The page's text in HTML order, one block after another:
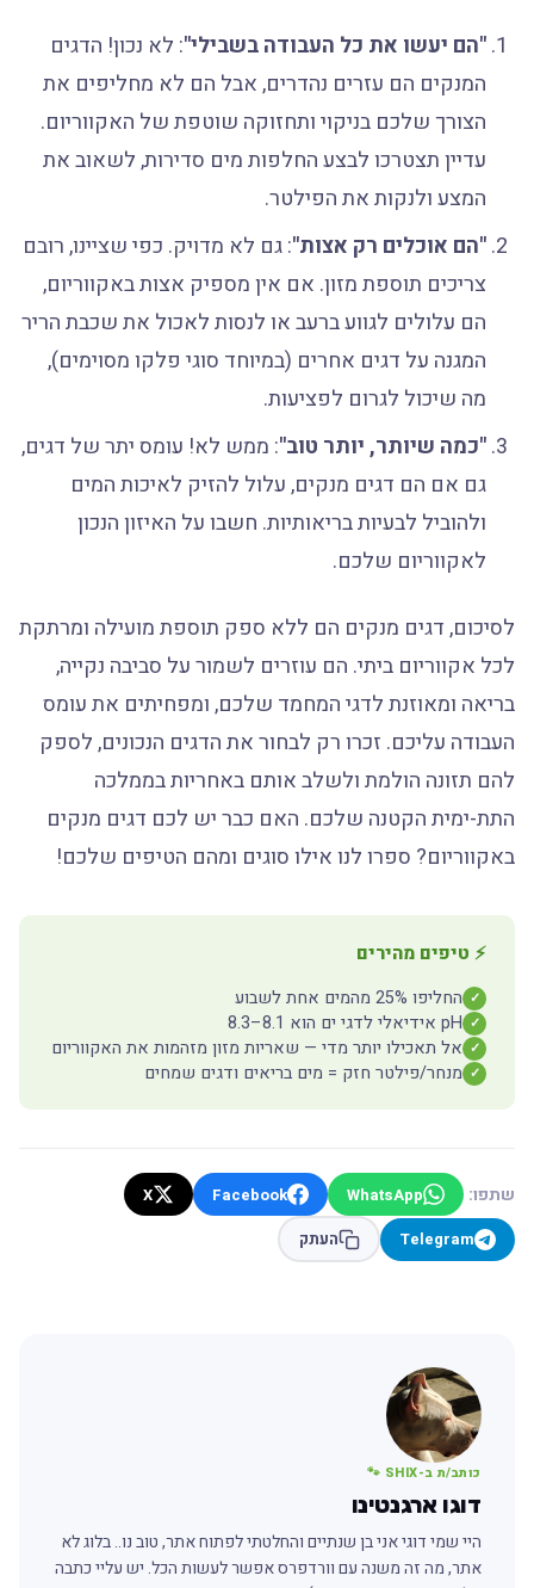
"הם יעשו את כל העבודה בשבילי": לא נכון! הדגים
המנקים הם עזרים נהדרים, אבל הם לא מחליפים את
הצורך שלכם בניקוי ותחזוקה שוטפת של האקווריום.
עדיין תצטרכו לבצע החלפות מים סדירות, לשאוב את
המצע ולנקות את הפילטר.
"הם אוכלים רק אצות": גם לא מדויק. כפי שציינו, רובם
צריכים תוספת מזון. אם אין מספיק אצות באקווריום,
הם עלולים לגווע ברעב או לנסות לאכול את שכבת הריר
המגנה על דגים אחרים (במיוחד סוגי פלקו מסוימים),
מה שיכול לגרום לפציעות.
"כמה שיותר, יותר טוב": ממש לא! עומס יתר של דגים,
גם אם הם דגים מנקים, עלול להזיק לאיכות המים
ולהוביל לבעיות בריאותיות. חשבו על האיזון הנכון
לאקווריום שלכם.
לסיכום, דגים מנקים הם ללא ספק תוספת מועילה ומרתקת
לכל אקווריום ביתי. הם עוזרים לשמור על סביבה נקייה,
בריאה ומאוזנת לדגי המחמד שלכם, ומפחיתים את עומס
העבודה עליכם. זכרו רק לבחור את הדגים הנכונים, לספק
להם תזונה הולמת ולשלב אותם באחריות בממלכה
התת-ימית הקטנה שלכם. האם כבר יש לכם דגים מנקים
באקווריום? ספרו לנו אילו סוגים ומהם הטיפים שלכם!
⚡ טיפים מהירים
✓ החליפו 25% מהמים אחת לשבוע
✓ pH אידיאלי לדגי ים הוא 8.1–8.3
✓ אל תאכילו יותר מדי — שאריות מזון מזהמות את האקווריום
✓ מנחר/פילטר חזק = מים בריאים ודגים שמחים
שתפו: WhatsApp
Facebook
X
Telegram
העתק
כותב/ת ב-SHIX 🐾
דוגו ארגנטינו
היי שמי דוגי אני בן שנתיים והחלטתי לפתוח אתר, טוב נו.. בלוג לא
אתר, מה זה משנה עם וורדפרס אפשר לעשות הכל. יש עליי כתבה